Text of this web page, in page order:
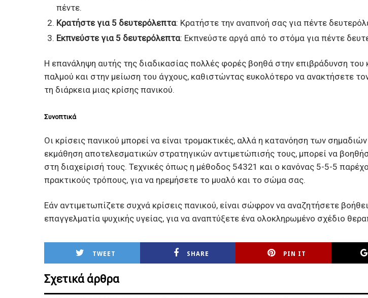
πέντε.
Κρατήστε για 5 δευτερόλεπτα: Κρατήστε την αναπνοή σας για πέντε
Εκπνεύστε για 5 δευτερόλεπτα: Εκπνεύστε αργά από το στόμα για πέντε
Η επανάληψη αυτής της διαδικασίας πολλές φορές βοηθά στην επιβράδυνση του
παλμού και στην μείωση του άγχους, καθιστώντας ευκολότερο να ανακτήσετε
τη διάρκεια μιας κρίσης πανικού.
Συνοπτικά
Οι κρίσεις πανικού μπορεί να είναι τρομακτικές, αλλά η κατανόηση των
εκμάθηση αποτελεσματικών στρατηγικών αντιμετώπισής τους, μπορεί να
στη διαχείρισή τους. Τεχνικές όπως η μέθοδος 54321 και ο κανόνας 5-5-5
πρακτικούς τρόπους, για να ηρεμήσετε το μυαλό και το σώμα σας.
Εάν αντιμετωπίζετε συχνά κρίσεις πανικού, είναι σώφρον να αναζητήσετε
επαγγελματία ψυχικής υγείας, για να αναπτύξετε ένα ολοκληρωμένο σχέδιο
TWEET SHARE PIN IT
Σχετικά άρθρα